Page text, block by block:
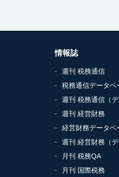
情報誌
週刊 税務通信
税務通信データベ
週刊 税務通信（デ
週刊 経営財務
経営財務データベ
週刊 経営財務（デ
月刊 税務QA
月刊 国際税務